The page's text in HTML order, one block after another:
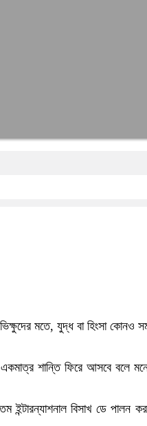
মতে, যুদ্ধ বা হিংসা
শান্তি ফিরে আসবে বলে
বিসাখ ডে